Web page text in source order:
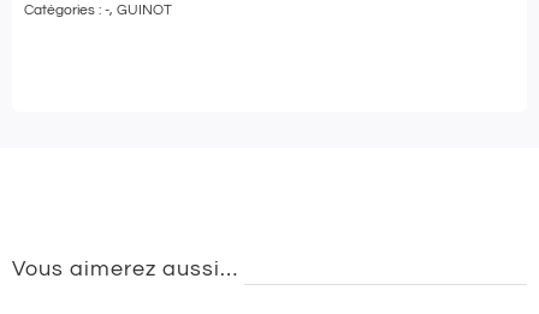
INSTITUT
60
Catégories : -, GUINOT
Vous aimerez aussi…